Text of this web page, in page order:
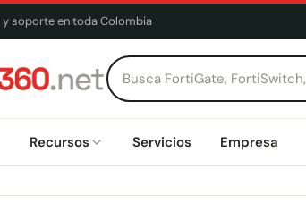
y soporte en toda Colombia
Recursos Servicios Empresa